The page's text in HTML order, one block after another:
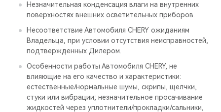
Незначительная конденсация влаги на внутренних
поверхностях внешних осветительных приборов.
Несоответствие Автомобиля CHERY ожиданиям
Владельца, при условии отсутствия неисправностей,
подтвержденных Дилером.
Особенности работы Автомобиля CHERY, не
влияющие на его качество и характеристики:
естественные/нормальные шумы, скрипы, щелчки,
стуки или вибрации; незначительное просачивание
жидкостей через уплотнители/прокладки/сальники,